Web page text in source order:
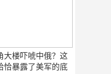
大楼吓唬中俄？这
恰暴露了美军的底